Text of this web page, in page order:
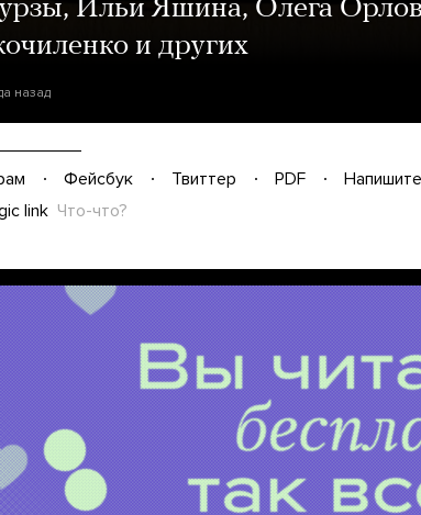
Ильи Яшина, Олега
и других
назад
Фейсбук Твиттер PDF
link Что-что?